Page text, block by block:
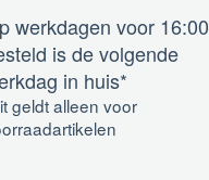
werkdagen voor 16:00
is de volgende
in huis*
geldt alleen voor